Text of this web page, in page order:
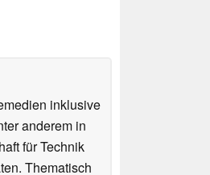
inklusive
anderem in
für Technik
Thematisch